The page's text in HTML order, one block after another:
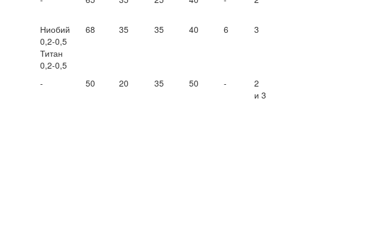
Ниобий
0,2-0,5
Титан
0,2-0,5
68 35 35 40 6 3
- 50 20 35 50 -
2
и 3